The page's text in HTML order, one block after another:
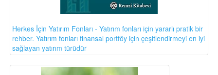
Herkes İçin Yatırım Fonları - Yatırım fonları için yararlı pratik bir
rehber. Yatırım fonları finansal portföy için çeşitlendirmeyi en iyi
sağlayan yatırım türüdür